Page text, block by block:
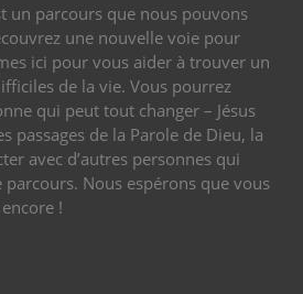
un parcours que nous pouvons
une nouvelle voie pour
ici pour vous aider à trouver un
de la vie. Vous pourrez
qui peut tout changer – Jésus
passages de la Parole de Dieu, la
avec d’autres personnes qui
Nous espérons que vous
!